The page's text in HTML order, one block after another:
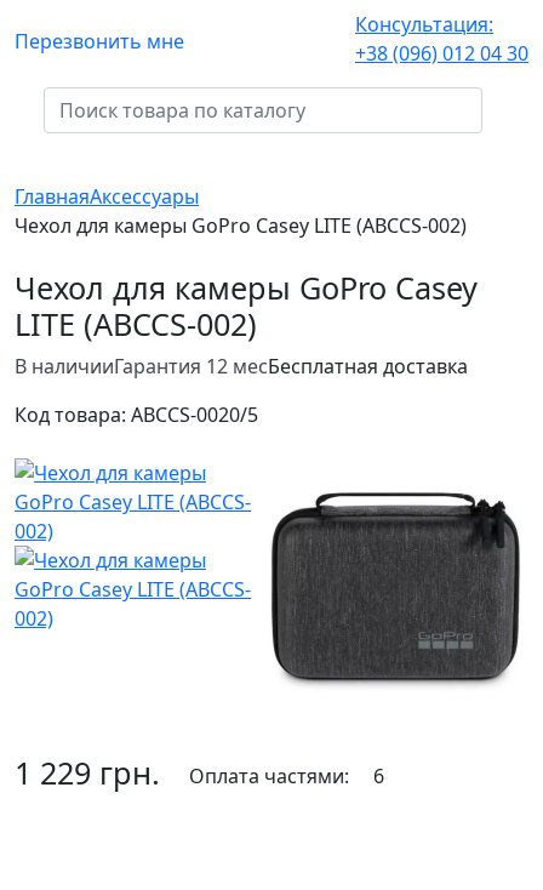
Перезвонить мне
Консультация:
+38 (096) 012 04 30
ГлавнаяАксессуары
Чехол для камеры GoPro Casey LITE (ABCCS-002)
Чехол для камеры GoPro Casey
LITE (ABCCS-002)
В наличииГарантия 12 месБесплатная доставка
Код товара: ABCCS-0020/5
1 229 грн. Оплата частями: 6